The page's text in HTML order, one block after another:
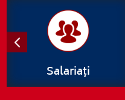
Salariați